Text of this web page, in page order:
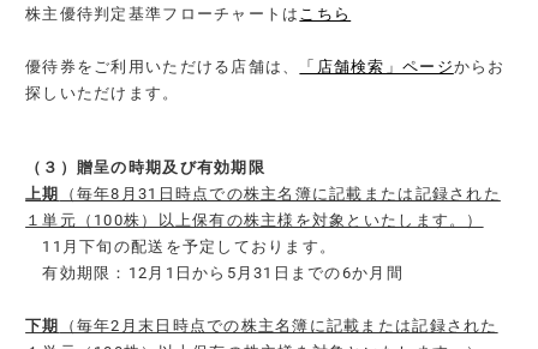
株主優待判定基準フローチャートは こちら
優待券をご利用いただける店舗は、 「店舗検索」ページからお
探しいただけます。
（３）贈呈の時期及び有効期限
上期
（毎年8月31日時点での株主名簿に記載または記録された
１単元（100株）以上保有の株主様を対象といたします。）
11月下旬の配送を予定しております。
有効期限：12月1日から5月31日までの6か月間
下期
（毎年2月末日時点での株主名簿に記載または記録された